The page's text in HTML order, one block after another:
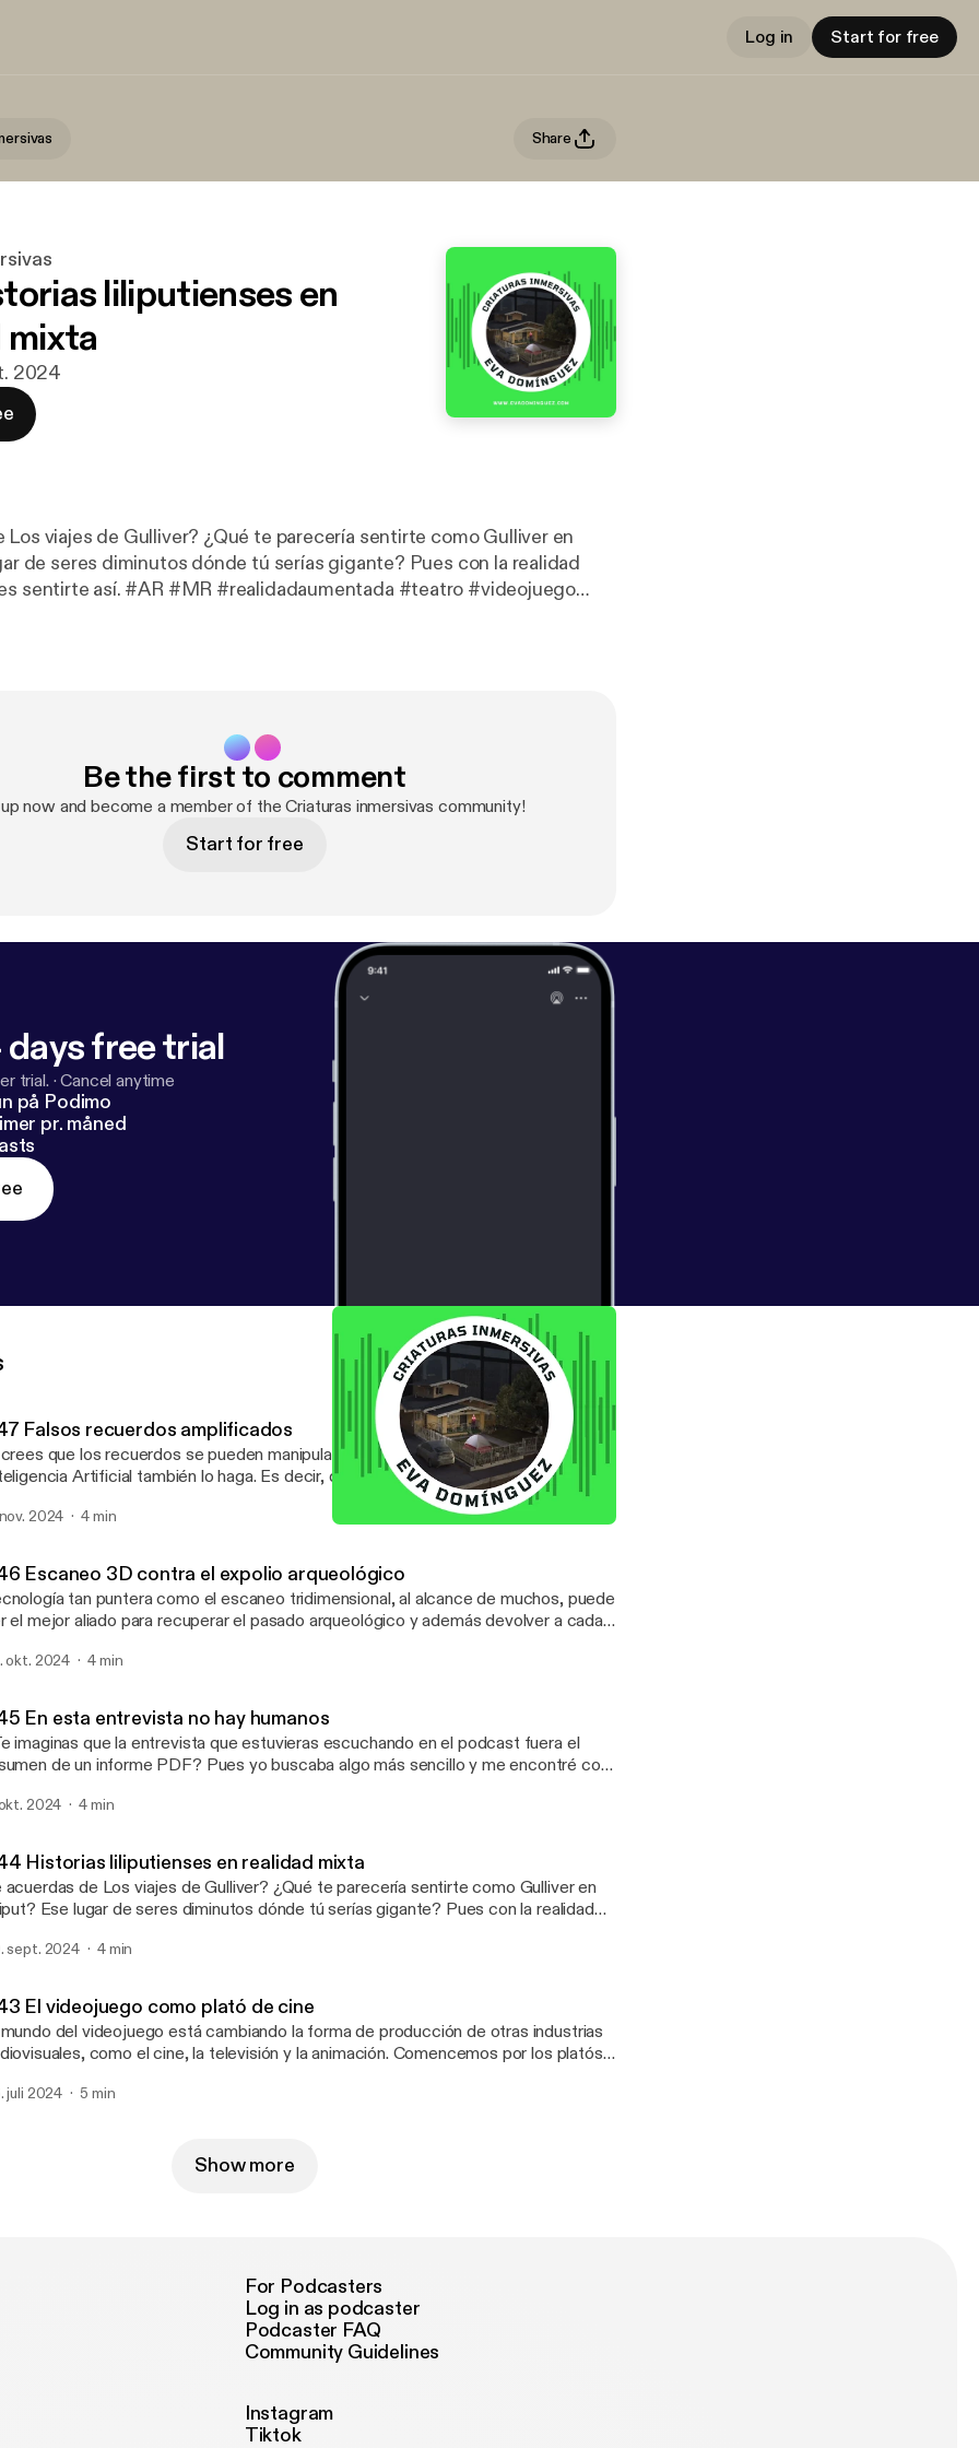
Log in Start for free
Share
liliputienses en
mixta
2024
Los viajes de Gulliver? ¿Qué te parecería sentirte como Gulliver en
de seres diminutos dónde tú serías gigante? Pues con la realidad
#teatro #videojuego
Be the first to comment
now and become a member of the Criaturas inmersivas community!
Start for free
free trial
trial. ·Cancel anytime
på Podimo
pr. måned
Falsos recuerdos amplificados
que los recuerdos se pueden manipular, entonces no te sorprenderá que la
Artificial también lo haga. Es decir, que te contribuya a que recuerdes
que no pasaron como piensas. ¿Crees que no eres tan manipulable? Escucha
primero el podcast y a lo mejor cambias de opinión. #IA #memoria #chatbot #MIT
2024 4 min
Escaneo 3D contra el expolio arqueológico
tan puntera como el escaneo tridimensional, al alcance de muchos, puede
el mejor aliado para recuperar el pasado arqueológico y además devolver a cada
okt. 2024 4 min
En esta entrevista no hay humanos
imaginas que la entrevista que estuvieras escuchando en el podcast fuera el
de un informe PDF? Pues yo buscaba algo más sencillo y me encontré con
con acceso a todos los podcast y su versión escrita, suscríbete en
2024 4 min
Historias liliputienses en realidad mixta
acuerdas de Los viajes de Gulliver? ¿Qué te parecería sentirte como Gulliver en
Ese lugar de seres diminutos dónde tú serías gigante? Pues con la realidad
Si quieres recibir un resumen con acceso a todos los podcast y su
sept. 2024 4 min
El videojuego como plató de cine
del videojuego está cambiando la forma de producción de otras industrias
como el cine, la televisión y la animación. Comencemos por los platós
recibir un resumen con acceso a todos los podcast y su
juli 2024 5 min
Show more
For Podcasters
Log in as podcaster
Podcaster FAQ
Community Guidelines
Instagram
Tiktok